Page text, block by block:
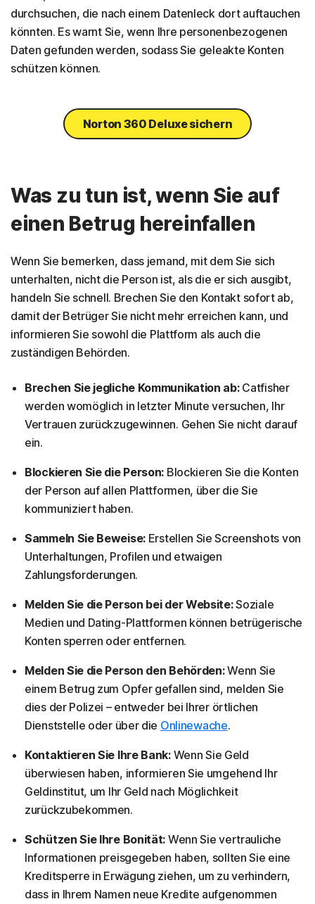
durchsuchen, die nach einem Datenleck dort auftauchen
könnten. Es warnt Sie, wenn Ihre personenbezogenen
Daten gefunden werden, sodass Sie geleakte Konten
schützen können.
Norton 360 Deluxe sichern
Was zu tun ist, wenn Sie auf
einen Betrug hereinfallen
Wenn Sie bemerken, dass jemand, mit dem Sie sich
unterhalten, nicht die Person ist, als die er sich ausgibt,
handeln Sie schnell. Brechen Sie den Kontakt sofort ab,
damit der Betrüger Sie nicht mehr erreichen kann, und
informieren Sie sowohl die Plattform als auch die
zuständigen Behörden.
Brechen Sie jegliche Kommunikation ab:Catfisher
werden womöglich in letzter Minute versuchen, Ihr
Vertrauen zurückzugewinnen. Gehen Sie nicht darauf
ein.
Blockieren Sie die Person: Blockieren Sie die Konten
der Person auf allen Plattformen, über die Sie
kommuniziert haben.
Sammeln Sie Beweise: Erstellen Sie Screenshots von
Unterhaltungen, Profilen und etwaigen
Zahlungsforderungen.
Melden Sie die Person bei der Website:Soziale
Medien und Dating-Plattformen können betrügerische
Konten sperren oder entfernen.
Melden Sie die Person den Behörden:Wenn Sie
einem Betrug zum Opfer gefallen sind, melden Sie
dies der Polizei – entweder bei Ihrer örtlichen
Dienststelle oder über die Onlinewache.
Kontaktieren Sie Ihre Bank:Wenn Sie Geld
überwiesen haben, informieren Sie umgehend Ihr
Geldinstitut, um Ihr Geld nach Möglichkeit
zurückzubekommen.
Schützen Sie Ihre Bonität: Wenn Sie vertrauliche
Informationen preisgegeben haben, sollten Sie eine
Kreditsperre in Erwägung ziehen, um zu verhindern,
dass in Ihrem Namen neue Kredite aufgenommen